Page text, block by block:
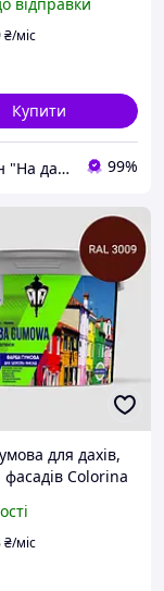
коричнева RAL
₴/міс
Купити
Магазин "На дачу" 99%
для дахів,
фасадів Colorina
кг
₴/міс